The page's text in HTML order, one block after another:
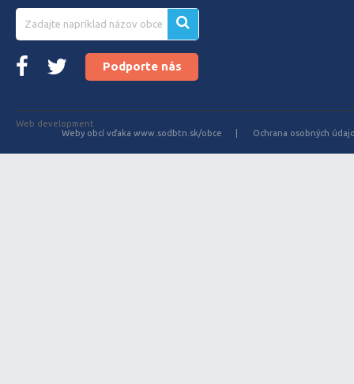
Podporte nás
Web development
Weby obcí vďaka www.sodbtn.sk/obce
Ochrana osobných